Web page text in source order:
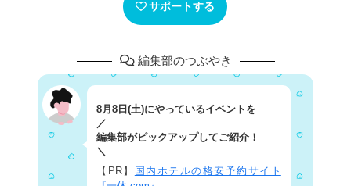
サポートする
編集部のつぶやき
8月8日(土)にやっているイベントを
／
編集部がピックアップしてご紹介！
＼
【PR】
国内ホテルの格安予約サイト